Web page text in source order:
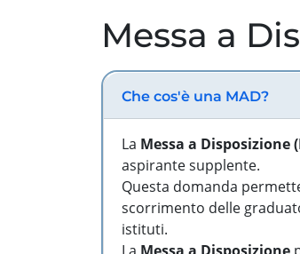
Messa a
Che cos'è una MAD?
La Messa a Disposizione
aspirante supplente.
Questa domanda
scorrimento delle
istituti.